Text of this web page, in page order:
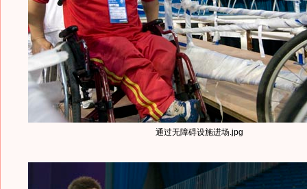
通过无障碍设施进场.jpg